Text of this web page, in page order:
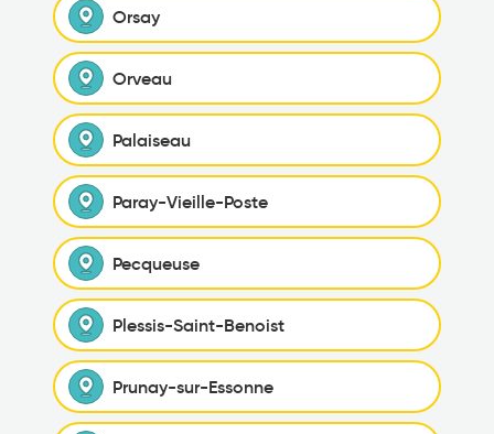
Orsay
Orveau
Palaiseau
Paray-Vieille-Poste
Pecqueuse
Plessis-Saint-Benoist
Prunay-sur-Essonne